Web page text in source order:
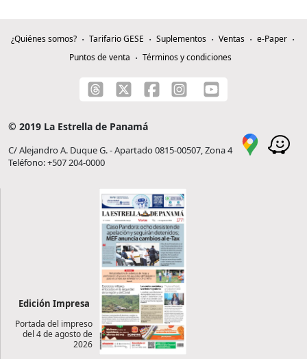
¿Quiénes somos? Tarifario GESE Suplementos Ventas
e-Paper
Puntos de venta
Términos y condiciones
© 2019 La Estrella de Panamá
C/ Alejandro A. Duque G. - Apartado 0815-00507, Zona 4
Teléfono: +507 204-0000
Edición Impresa
Portada del impreso
del 4 de agosto de
2026